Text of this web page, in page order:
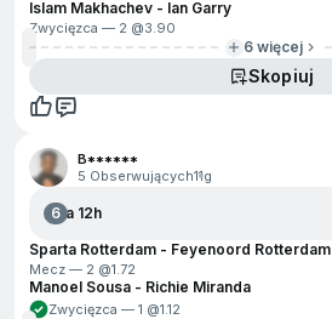
Islam Makhachev - Ian Garry
Zwycięzca — 2 @3.90
6 więcej
Skopiuj
B******
5 Obserwujących11g
6Za 12h
Sparta Rotterdam - Feyenoord Rotterdam
Mecz — 2 @1.72
Manoel Sousa - Richie Miranda
Zwycięzca — 1 @1.12